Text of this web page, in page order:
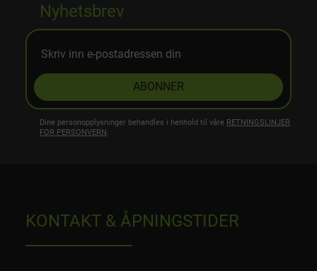
Nyhetsbrev
ABONNER
Dine personopplysninger behandles i henhold til våre RETNINGSLINJER
FOR PERSONVERN
KONTAKT & ÅPNINGSTIDER